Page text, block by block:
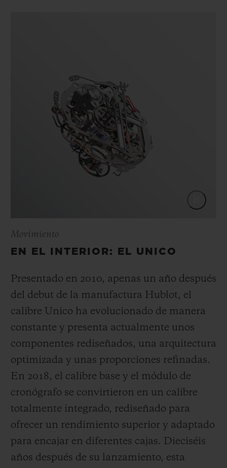
Movimiento
EN EL INTERIOR: EL UNICO
Presentado en 2010, apenas un año después
del debut de la manufactura Hublot, el
calibre Unico ha evolucionado de manera
constante y presenta actualmente unos
componentes rediseñados, una arquitectura
optimizada y unas proporciones refinadas.
En 2018, el calibre base y el módulo de
cronógrafo se convirtieron en un calibre
totalmente integrado, rediseñado para
ofrecer un rendimiento superior y adaptado
para encajar en diferentes cajas. Dieciséis
años después de su lanzamiento, esta